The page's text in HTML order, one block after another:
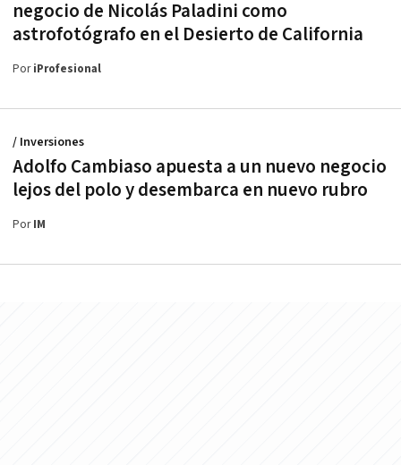
negocio de Nicolás Paladini como
astrofotógrafo en el Desierto de California
PoriProfesional
Adolfo Cambiaso apuesta a un nuevo negocio
lejos del polo y desembarca en nuevo rubro
/ Inversiones
PorIM